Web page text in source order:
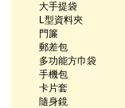
大手提袋
L型資料夾
門簾
郵差包
多功能方巾袋
手機包
卡片套
隨身鏡